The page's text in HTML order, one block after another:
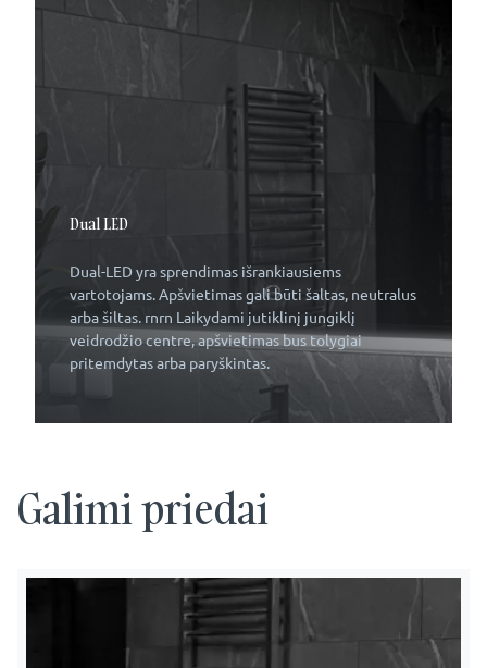
Dual LED
Dual-LED yra sprendimas išrankiausiems
vartotojams. Apšvietimas gali būti šaltas, neutralus
arba šiltas. rnrn Laikydami jutiklinį jungiklį
veidrodžio centre, apšvietimas bus tolygiai
pritemdytas arba paryškintas.
Galimi priedai